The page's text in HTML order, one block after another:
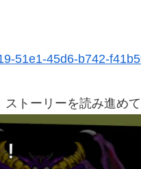
51e1-45d6-b742-
トーリーを読み進め